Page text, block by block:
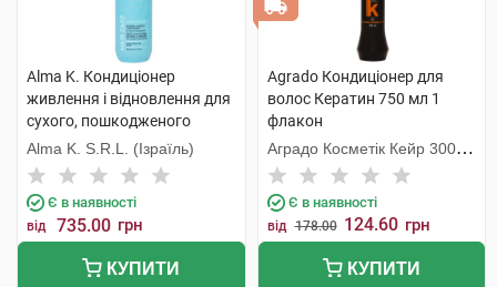
Alma K. Кондиціонер
живлення і відновлення для
сухого, пошкодженого
волосся 300 мл 1 флакон
Alma K. S.R.L. (Ізраїль)
Є в наявності
від 735.00 грн
КУПИТИ
Agrado Кондиціонер для
волос Кератин 750 мл 1
флакон
Аградо Косметік Кейр 3000
С.Л.У.
Є в наявності
від 178.00 124.60 грн
КУПИТИ